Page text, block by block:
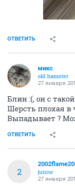
ОТВЕТИТЬ
микс
old hamster
27 января
Блин :(, он с
Шерсть плохая в
Выпадывает ?
ОТВЕТИТЬ
2
junior
27 января